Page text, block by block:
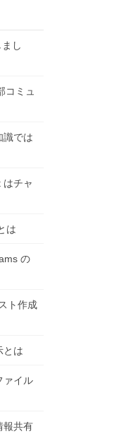
し
コミュ
識では
チャ
は
の
ト作成
とは
ァイル
報共有